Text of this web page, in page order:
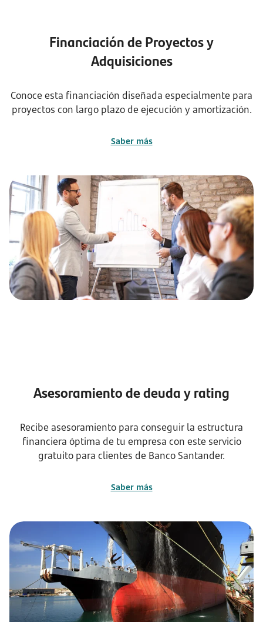
Financiación de Proyectos y
Adquisiciones
Conoce esta financiación diseñada especialmente para
proyectos con largo plazo de ejecución y amortización.
Saber más
Asesoramiento de deuda y rating
Recibe asesoramiento para conseguir la estructura
financiera óptima de tu empresa con este servicio
gratuito para clientes de Banco Santander.
Saber más